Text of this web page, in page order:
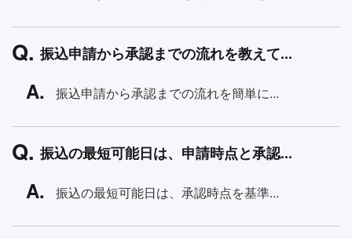
振込申請から承認までの流れを教えて...
振込申請から承認までの流れを簡単に...
振込の最短可能日は、申請時点と承認...
振込の最短可能日は、承認時点を基準...